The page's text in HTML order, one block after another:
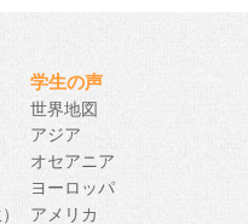
学生の声
世界地図
アジア
オセアニア
ヨーロッパ
アメリカ